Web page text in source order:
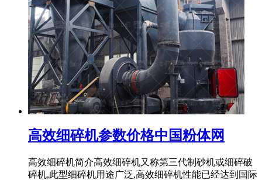
高效细碎机参数价格中国粉体网
高效细碎机简介高效细碎机又称第三代制砂机或细碎破
碎机,此型细碎机用途广泛,高效细碎机性能已经达到国际